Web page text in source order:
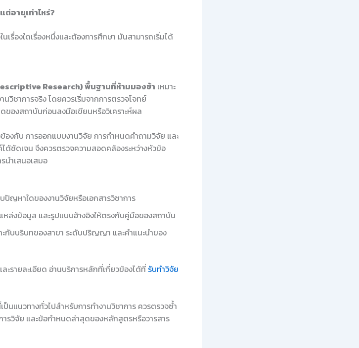
อายุเท่าไหร่?
รื่องใดเรื่องหนึ่งและต้องการศึกษา มันสามารถเริ่มได้
Research) พื้นฐานที่ห้ามมองข้า เหมาะ
วิชาการจริง โดยควรเริ่มจากการตรวจโจทย์
องสถาบันก่อนลงมือเขียนหรือวิเคราะห์ผล
องกับ การออกแบบงานวิจัย การกำหนดคำถามวิจัย และ
ด้ชัดเจน จึงควรตรวจความสอดคล้องระหว่างหัวข้อ
นำเสนอเสมอ
ญหาใดของงานวิจัยหรือเอกสารวิชาการ
ล่งข้อมูล และรูปแบบอ้างอิงให้ตรงกับคู่มือของสถาบัน
ะกับบริบทของสาขา ระดับปริญญา และคำแนะนำของ
รายละเอียด อ่านบริการหลักที่เกี่ยวข้องได้ที่ รับทำวิจัย
ป็นแนวทางทั่วไปสำหรับการทำงานวิชาการ ควรตรวจซ้ำ
รวิจัย และข้อกำหนดล่าสุดของหลักสูตรหรือวารสาร